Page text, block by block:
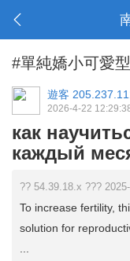
#單純嬌小可愛
遊客
2026-4-22
как
каждый
?? 54.39.18.x ???
To increase fertility,
solution for